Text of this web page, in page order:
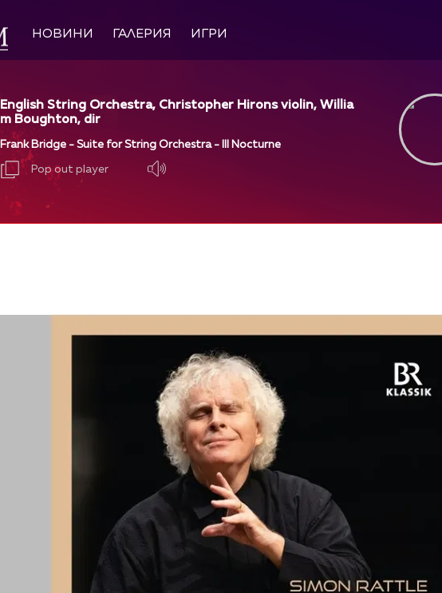
НОВИНИ ГАЛЕРИЯ ИГРИ
English String Orchestra, Christopher Hirons violin, Willia
m Boughton, dir
Frank Bridge - Suite for String Orchestra - III Nocturne
Pop out player